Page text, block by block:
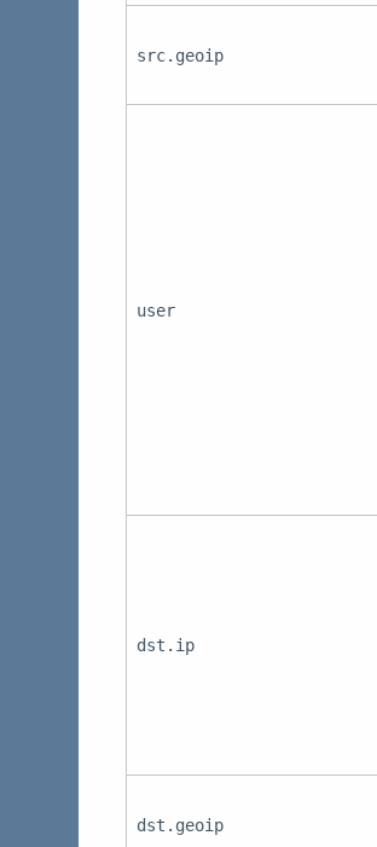
src.geoip
user
dst.ip
dst.geoip